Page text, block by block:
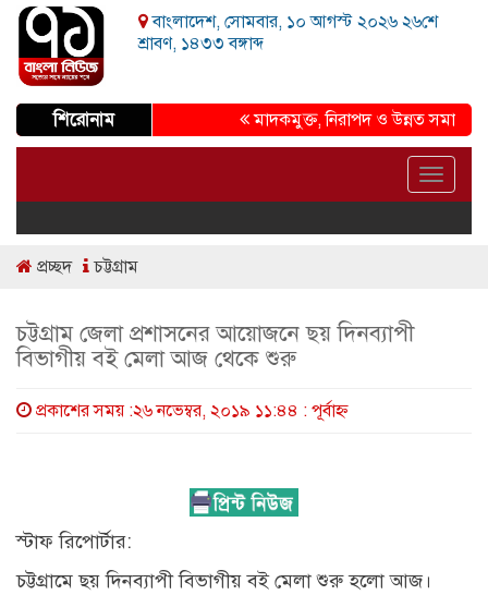
বাংলাদেশ, সোমবার, ১০ আগস্ট ২০২৬ ২৬শে
শ্রাবণ, ১৪৩৩ বঙ্গাব্দ
শিরোনাম মাদকমুক্ত, নিরাপদ ও উন্নত সমাজ গড়ার
Toggle
প্রচ্ছদ চট্টগ্রাম
চট্টগ্রাম জেলা প্রশাসনের আয়োজনে ছয় দিনব্যাপী
বিভাগীয় বই মেলা আজ থেকে শুরু
প্রকাশের সময় :২৬ নভেম্বর, ২০১৯ ১১:৪৪ : পূর্বাহ্ণ
স্টাফ রিপোর্টার:
চট্টগ্রামে ছয় দিনব্যাপী বিভাগীয় বই মেলা শুরু হলো আজ।